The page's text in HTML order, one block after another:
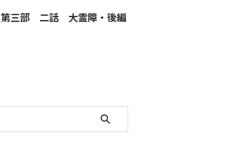
第三部 二話 大霊障・後編